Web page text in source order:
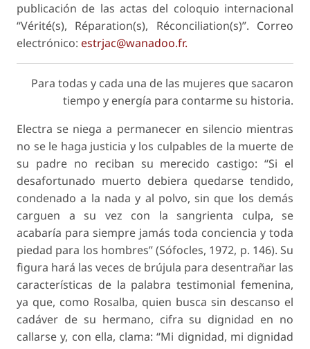
publicación de las actas del coloquio internacional
“Vérité(s), Réparation(s), Réconciliation(s)”. Correo
electrónico: estrjac@wanadoo.fr.
Para todas y cada una de las mujeres que sacaron
tiempo y energía para contarme su historia.
Electra se niega a permanecer en silencio mientras
no se le haga justicia y los culpables de la muerte de
su padre no reciban su merecido castigo: “Si el
desafortunado muerto debiera quedarse tendido,
condenado a la nada y al polvo, sin que los demás
carguen a su vez con la sangrienta culpa, se
acabaría para siempre jamás toda conciencia y toda
piedad para los hombres” (Sófocles, 1972, p. 146). Su
figura hará las veces de brújula para desentrañar las
características de la palabra testimonial femenina,
ya que, como Rosalba, quien busca sin descanso el
cadáver de su hermano, cifra su dignidad en no
callarse y, con ella, clama: “Mi dignidad, mi dignidad